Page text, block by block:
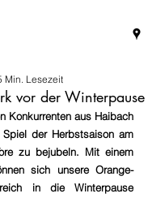
vor der Winterpause
Min. Lesezeit
Konkurrenten aus Haibach
der Herbstsaison am
zu bejubeln. Mit einem
sich unsere Orange-
in die Winterpause